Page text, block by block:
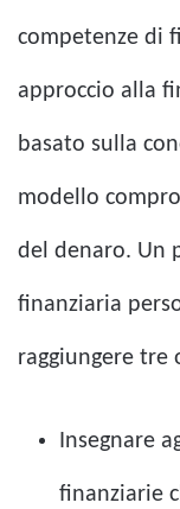
competenze di
approccio alla
basato sulla
modello
del denaro. Un
finanziaria
raggiungere tre
Insegnare
finanziarie